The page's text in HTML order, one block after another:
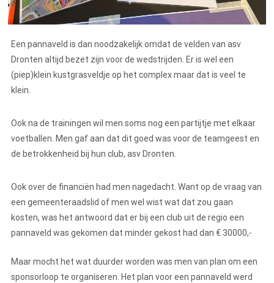
Een pannaveld is dan noodzakelijk omdat de velden van asv
Dronten altijd bezet zijn voor de wedstrijden. Er is wel een
(piep)klein kustgrasveldje op het complex maar dat is veel te
klein.
Ook na de trainingen wil men soms nog een partijtje met elkaar
voetballen. Men gaf aan dat dit goed was voor de teamgeest en
de betrokkenheid bij hun club, asv Dronten.
Ook over de financiën had men nagedacht. Want op de vraag van
een gemeenteraadslid of men wel wist wat dat zou gaan
kosten, was het antwoord dat er bij een club uit de regio een
pannaveld was gekomen dat minder gekost had dan € 30000,-
Maar mocht het wat duurder worden was men van plan om een
sponsorloop te organiseren. Het plan voor een pannaveld werd